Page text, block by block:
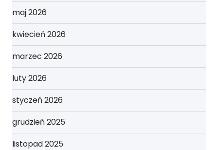
maj 2026
kwiecień 2026
marzec 2026
luty 2026
styczeń 2026
grudzień 2025
listopad 2025